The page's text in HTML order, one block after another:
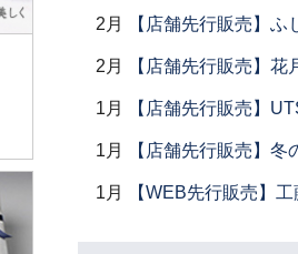
2月 【店舗先行販売】
2月 【店舗先行販売】花
1月 【店舗先行販売】
1月 【店舗先行販売】冬
1月 【WEB先行販売】